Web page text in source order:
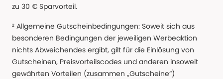
zu 30 € Sparvorteil.
² Allgemeine Gutscheinbedingungen: Soweit sich aus
besonderen Bedingungen der jeweiligen Werbeaktion
nichts Abweichendes ergibt, gilt für die Einlösung von
Gutscheinen, Preisvorteilscodes und anderen insoweit
gewährten Vorteilen (zusammen „Gutscheine“)